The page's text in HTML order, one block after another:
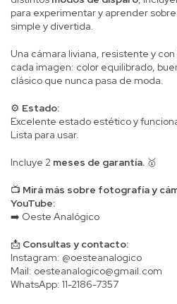
para experimentar y aprender
simple y divertida.
Una cámara liviana, resistente y
cada imagen: color equilibrado,
clásico que nunca pasa de moda.
⚙️ Estado:
Excelente estado estético y
Lista para usar.
Incluye 2 meses de garantía. 🥇
📺 Mirá más sobre fotografía y
YouTube:
➡️ Oeste Analógico
📩 Consultas y contacto:
Instagram: @oesteanalogico
Mail: oesteanalogico@gmail.com
WhatsApp: 11-2186-7357